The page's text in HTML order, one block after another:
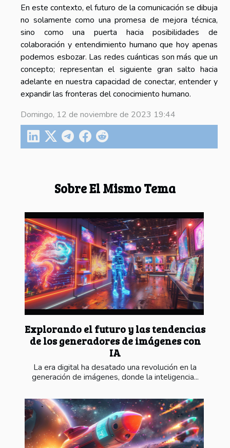
Sobre El Mismo Tema
Explorando el futuro y las tendencias
de los generadores de imágenes con
IA
La era digital ha desatado una revolución en la
generación de imágenes, donde la inteligencia...
En este contexto, el futuro de la comunicación se dibuja
no solamente como una promesa de mejora técnica,
sino como una puerta hacia posibilidades de
colaboración y entendimiento humano que hoy apenas
podemos esbozar. Las redes cuánticas son más que un
concepto; representan el siguiente gran salto hacia
adelante en nuestra capacidad de conectar, entender y
expandir las fronteras del conocimiento humano.
Domingo, 12 de noviembre de 2023 19:44